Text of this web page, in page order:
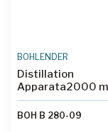
BOHLENDER
Distillation
Apparata2000
BOH B 280-09